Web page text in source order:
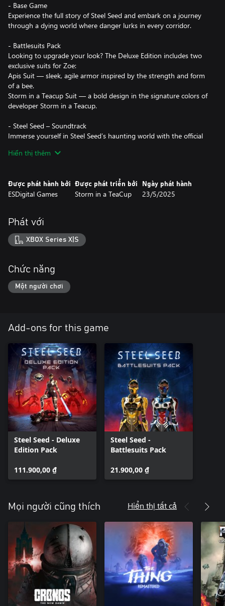
- Base Game
Experience the full story of Steel Seed and embark on a journey
through a dying world where danger lurks in every corridor.
- Battlesuits Pack
Looking to upgrade your look? The Deluxe Edition includes two
exclusive suits for Zoe:
Apis Suit — sleek, agile armor inspired by the strength and form
of a bee.
Storm in a Teacup Suit — a bold design in the signature colors of
developer Storm in a Teacup.
- Steel Seed – Soundtrack
Immerse yourself in Steel Seed’s haunting world with the official
tracks are available in MP3 format.
Go behind the scenes and explore Steel Seed’s artistic vision.
Discover early concept art, character designs, and detailed
Hiển thị thêm
Được phát hành bởi
ESDigital Games
Được phát triển bởi
Storm in a TeaCup
Ngày phát hành
23/5/2025
Phát với
XBOX Series X|S
Chức năng
Một người chơi
Add-ons for this game
Steel Seed - Deluxe
Edition Pack
111.900,00 ₫
Steel Seed -
Battlesuits Pack
21.900,00 ₫
Mọi người cũng thích Hiển thị tất cả